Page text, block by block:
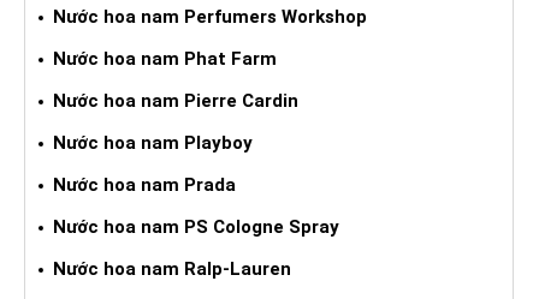
Nước hoa nam Perfumers Workshop
Nước hoa nam Phat Farm
Nước hoa nam Pierre Cardin
Nước hoa nam Playboy
Nước hoa nam Prada
Nước hoa nam PS Cologne Spray
Nước hoa nam Ralp-Lauren